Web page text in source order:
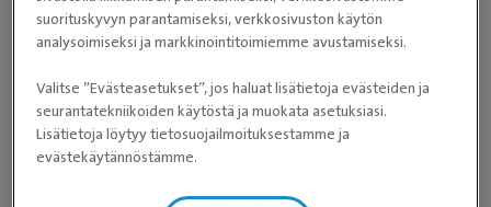
Lohjan Pieneläinklinikka
Länsikeskuksen Eläinlääkärit
Malmin Eläinklinikka Apex
suorituskyvyn parantamiseksi, verkkosivuston käytön
analysoimiseksi ja markkinointitoimiemme avustamiseksi.
Valitse ”Evästeasetukset”, jos haluat lisätietoja evästeiden ja
seurantatekniikoiden käytöstä ja muokata asetuksiasi.
Lisätietoja löytyy tietosuojailmoituksestamme ja
evästekäytännöstämme.